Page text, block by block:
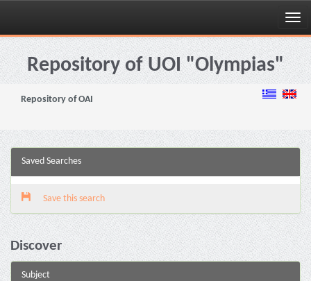
Skip
navigationRepository of UOI "Olympias"
Repository of OAI
Saved Searches
Save this search
Discover
Subject